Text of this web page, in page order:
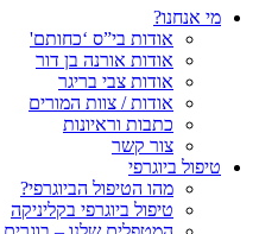
מי אנחנו?
אודות בי”ס ‘כחותם'
אודות אורנה בן דור
אודות צבי בריגר
אודות / צוות המורים
כתבות וראיונות
צור קשר
טיפול ביוגרפי
מהו הטיפול הביוגרפי?
טיפול ביוגרפי בקליניקה